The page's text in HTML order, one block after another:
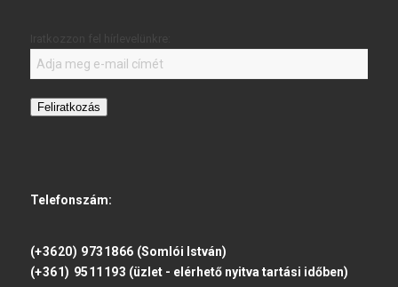
Feliratkozás
Telefonszám:
(+3620) 9731866 (Somlói István)
(+361) 9511193 (üzlet - elérhető nyitva tartási időben)